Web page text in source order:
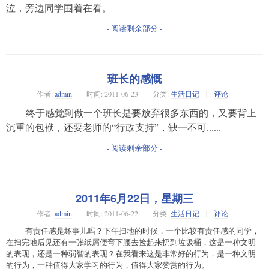
泣，旁边同学围着在看。
- 阅读剩余部分 -
班长的感慨
作者: admin 时间: 2011-06-23 分类: 生活日记 评论
终于感觉到做一个班长是要放弃很多东西的，又要背上
沉重的包袱，还要老师的“行政支持”，缺一不可......
- 阅读剩余部分 -
2011年6月22日，星期三
作者: admin 时间: 2011-06-22 分类: 生活日记 评论
有责任感是坏事儿吗？下午扫地的时候，一个比较有责任感的同学，
在扫完地后见还有一张纸屑便弯下腰去捡起来扔到垃圾桶，这是一种文明
的表现，还是一种弱智的表现？在我看来这是非常好的行为，是一种文明
的行为，一种值得大家学习的行为，值得大家赞赏的行为。